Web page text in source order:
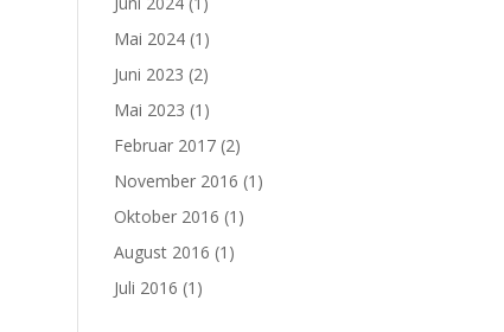
Mai 2024 (1)
Juni 2023 (2)
Mai 2023 (1)
Februar 2017 (2)
November 2016 (1)
Oktober 2016 (1)
August 2016 (1)
Juli 2016 (1)